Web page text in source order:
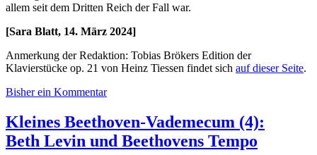
allem seit dem Dritten Reich der Fall war.
[Sara Blatt, 14. März 2024]
Anmerkung der Redaktion: Tobias Brökers Edition der
Klavierstücke op. 21 von Heinz Tiessen findet sich auf dieser Seite.
Bisher ein Kommentar
Kleines Beethoven-Vademecum (4):
Beth Levin und Beethovens Tempo